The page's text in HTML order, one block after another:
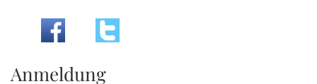
Anmeldung